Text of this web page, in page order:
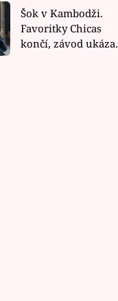
závodu nůž na krku
Šok v Kambodži.
Favoritky Chicas
končí, závod ukázal